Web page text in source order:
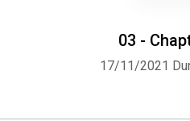
03 -
17/11/2021